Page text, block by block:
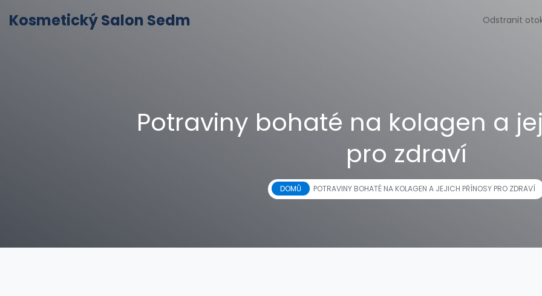
Kosmetický Salon Sedm Odstranit
Potraviny bohaté na kolagen a
pro zdraví
DOMŮ POTRAVINY BOHATÉ NA KOLAGEN A JEJICH PŘÍNOSY PRO ZDRAVÍ